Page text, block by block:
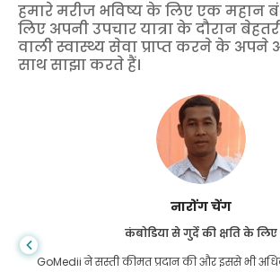
हमारे मरीज भविष्य के लिए एक महान
लिए अपनी उपचार यात्रा के दौरान
वाली स्वास्थ्य सेवा प्राप्त करने के अपने
साथ साझा करते हैं।
शांधा दास
गैस्ट्रोएंटरोलॉजी के लिए बांग्लादेश से
मैंने अपने बेटे और गोमेडी की शानदार टीम को